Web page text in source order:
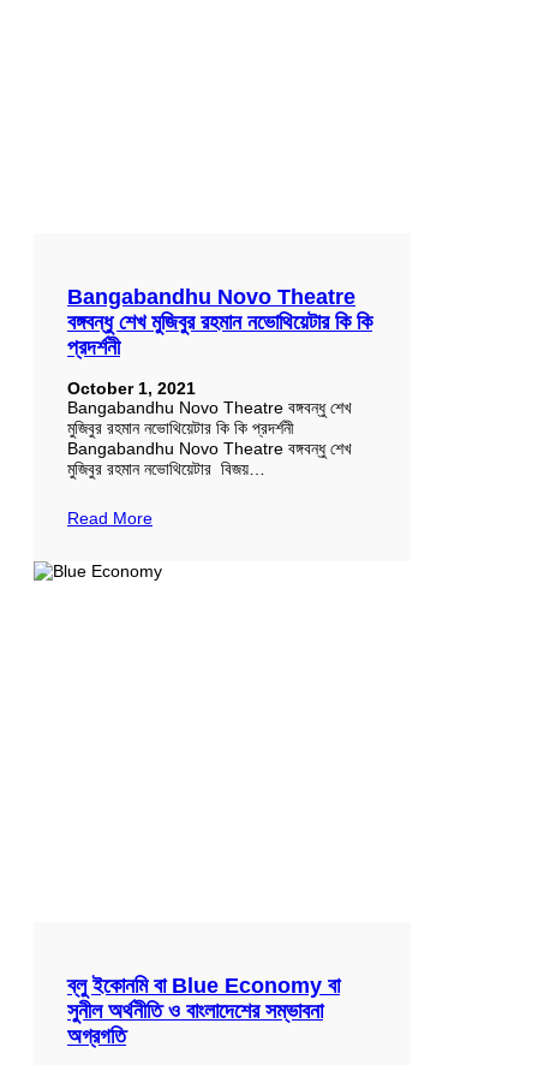
Bangabandhu Novo Theatre
বঙ্গবন্ধু শেখ মুজিবুর রহমান নভোথিয়েটার কি কি
প্রদর্শনী
October 1, 2021
Bangabandhu Novo Theatre বঙ্গবন্ধু শেখ
মুজিবুর রহমান নভোথিয়েটার কি কি প্রদর্শনী
Bangabandhu Novo Theatre বঙ্গবন্ধু শেখ
মুজিবুর রহমান নভোথিয়েটার বিজয়…
Read More
ব্লু ইকোনমি বা Blue Economy বা
সুনীল অর্থনীতি ও বাংলাদেশের সম্ভাবনা
অগ্রগতি